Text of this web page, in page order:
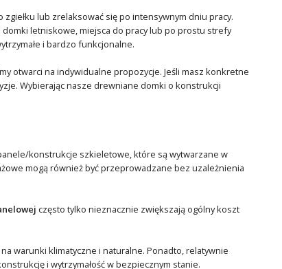
lub zrelaksować się po intensywnym dniu pracy.
letniskowe, miejsca do pracy lub po prostu strefy
i bardzo funkcjonalne.
otwarci na indywidualne propozycje. Jeśli masz konkretne
Wybierając nasze drewniane domki o konstrukcji
konstrukcje szkieletowe, które są wytwarzane w
mogą również być przeprowadzane bez uzależnienia
często tylko nieznacznie zwiększają ogólny koszt
warunki klimatyczne i naturalne. Ponadto, relatywnie
i wytrzymałość w bezpiecznym stanie.